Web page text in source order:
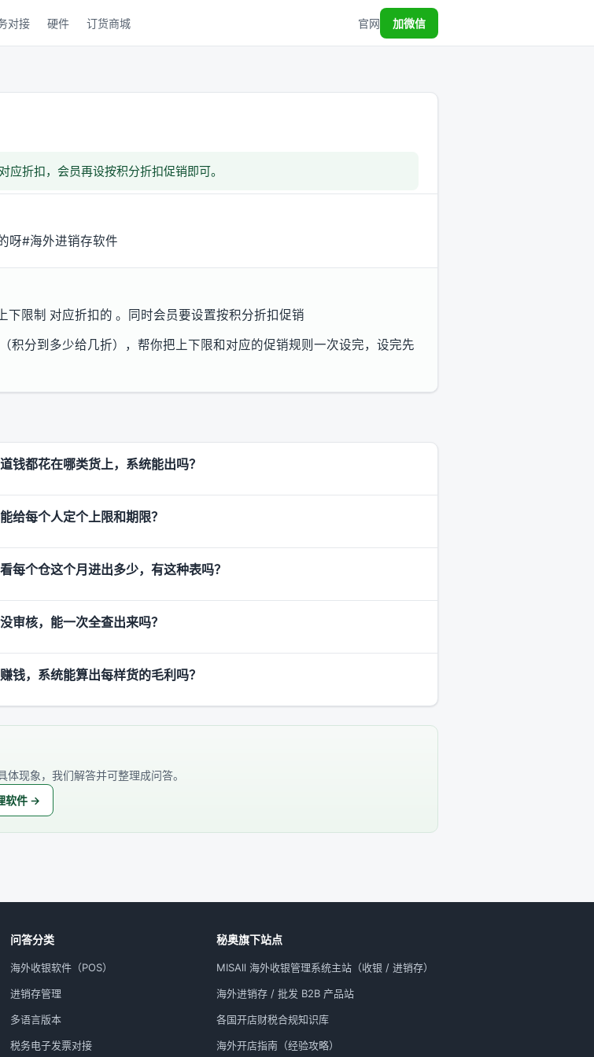
对接 硬件 订货商城 官网 加微信
折扣，会员再设按积分折扣促销即可。
呀#海外进销存软件
限制 对应折扣的 。同时会员要设置按积分折扣促销
积分到多少给几折），帮你把上下限和对应的促销规则一次设完，设完先
钱都花在哪类货上，系统能出吗？
给每个人定个上限和期限？
每个仓这个月进出多少，有这种表吗？
审核，能一次全查出来吗？
钱，系统能算出每样货的毛利吗？
现象，我们解答并可整理成问答。
软件 →
问答分类
海外收银软件（POS）
进销存管理
多语言版本
税务电子发票对接
秘奥旗下站点
MISAll 海外收银管理系统主站（收银 / 进销存）
海外进销存 / 批发 B2B 产品站
各国开店财税合规知识库
海外开店指南（经验攻略）